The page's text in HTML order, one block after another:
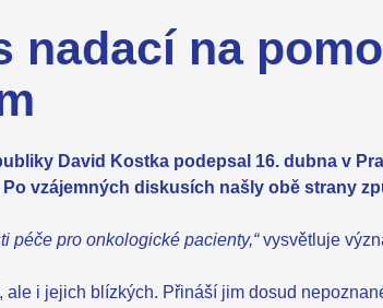
nadací na
David Kostka podepsal 16. dubna v
vzájemných diskusích našly obě strany
péče pro onkologické pacienty,“vysvětluje
i jejich blízkých. Přináší jim dosud